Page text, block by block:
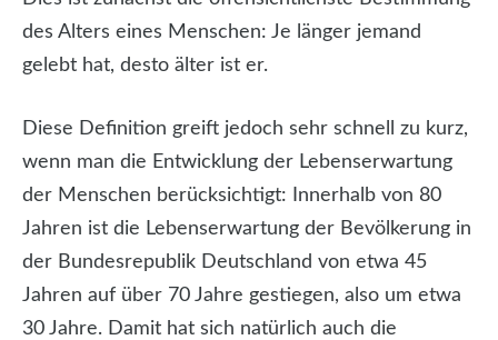
des Alters eines Menschen: Je länger jemand
gelebt hat, desto älter ist er.
Diese Definition greift jedoch sehr schnell zu kurz,
wenn man die Entwicklung der Lebenserwartung
der Menschen berücksichtigt: Innerhalb von 80
Jahren ist die Lebenserwartung der Bevölkerung in
der Bundesrepublik Deutschland von etwa 45
Jahren auf über 70 Jahre gestiegen, also um etwa
30 Jahre. Damit hat sich natürlich auch die